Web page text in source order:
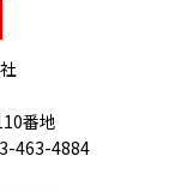
番地
463-4884